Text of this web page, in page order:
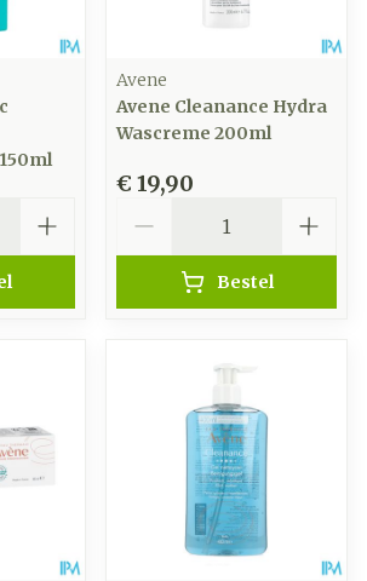
Avene
Avene Cleanance Hydra
Wascreme 200ml
€ 19,90
Bestel